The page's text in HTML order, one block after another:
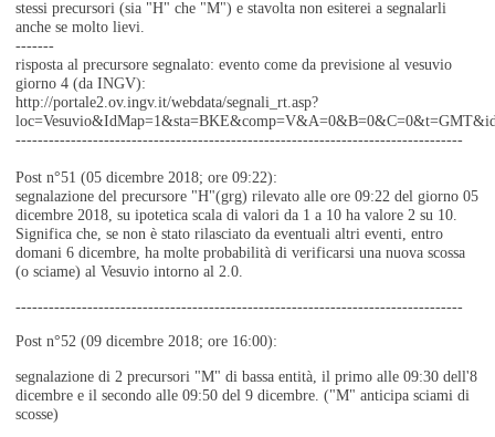
stessi precursori (sia "H" che "M") e stavolta non esiterei a segnalarli
anche se molto lievi.
-------
risposta al precursore segnalato: evento come da previsione al vesuvio
giorno 4 (da INGV):
http://portale2.ov.ingv.it/webdata/segnali_rt.asp?
---------------------------------------------------------------------------------
Post n°51 (05 dicembre 2018; ore 09:22):
segnalazione del precursore "H"(grg) rilevato alle ore 09:22 del giorno 05
dicembre 2018, su ipotetica scala di valori da 1 a 10 ha valore 2 su 10.
Significa che, se non è stato rilasciato da eventuali altri eventi, entro
domani 6 dicembre, ha molte probabilità di verificarsi una nuova scossa
(o sciame) al Vesuvio intorno al 2.0.
---------------------------------------------------------------------------------
Post n°52 (09 dicembre 2018; ore 16:00):
segnalazione di 2 precursori "M" di bassa entità, il primo alle 09:30 dell'8
dicembre e il secondo alle 09:50 del 9 dicembre. ("M" anticipa sciami di
scosse)